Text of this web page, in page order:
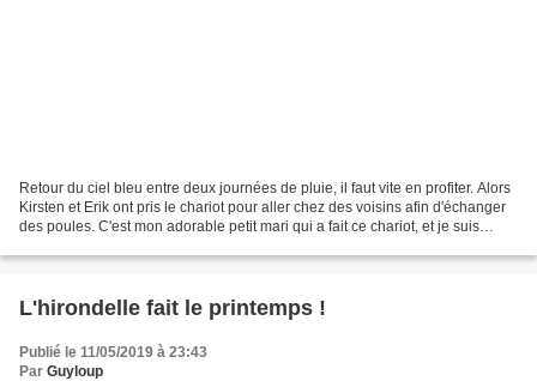
Retour du ciel bleu entre deux journées de pluie, il faut vite en profiter. Alors
Kirsten et Erik ont pris le chariot pour aller chez des voisins afin d'échanger
des poules. C'est mon adorable petit mari qui a fait ce chariot, et je suis
L'hirondelle fait le printemps !
Publié le 11/05/2019 à 23:43
Par Guyloup